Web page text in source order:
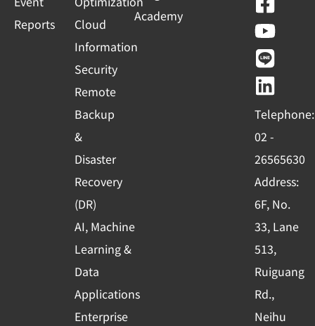
Reports
Cloud
Information
Security
Remote
Backup
&
Disaster
Recovery
(DR)
AI, Machine
Learning &
Data
Applications
Enterprise
Academy
a
c
e
b
o
o
k
-
s
q
u
a
r
e
o
u
t
u
b
e
i
n
e
i
n
k
e
d
i
n
Telephone:
02 -
26565630
Address:
6F, No.
33, Lane
513,
Ruiguang
Rd.,
Neihu